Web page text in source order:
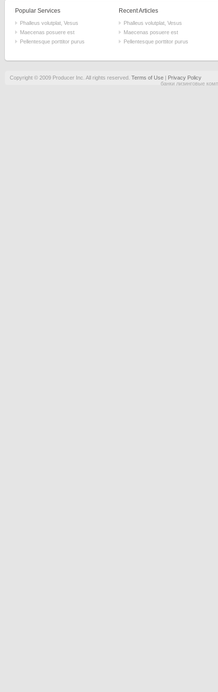
Popular Services
Phalleus volutplat, Vesus
Maecenas posuere est
Pellentesque porttitor purus
Recent Articles
Phalleus volutplat, Vesus
Maecenas posuere est
Pellentesque porttitor purus
Copyright © 2009 Producer Inc. All rights reserved. Terms of Use| Privacy Policy
банки лизинговые